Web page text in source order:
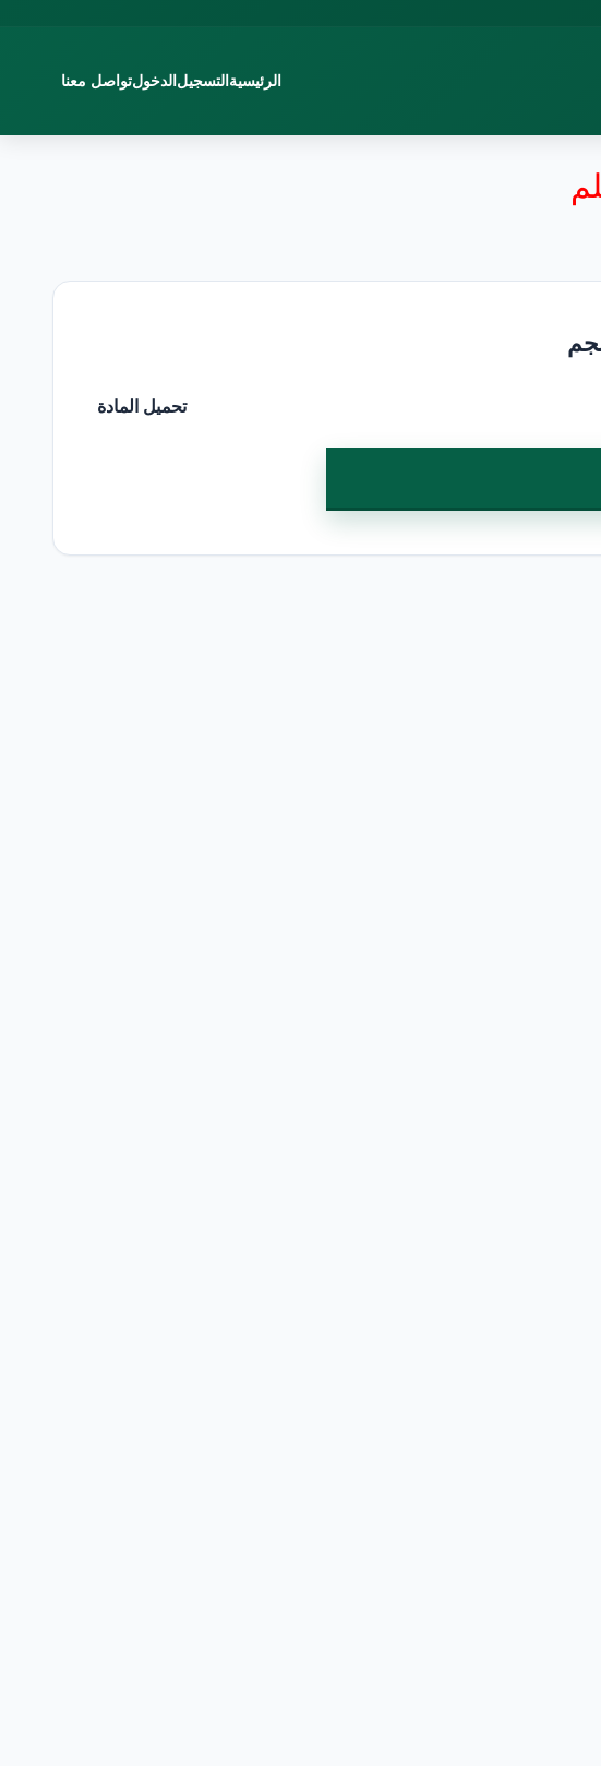
الرئيسية التسجيل الدخولتواصل معنا
تحميل المادة